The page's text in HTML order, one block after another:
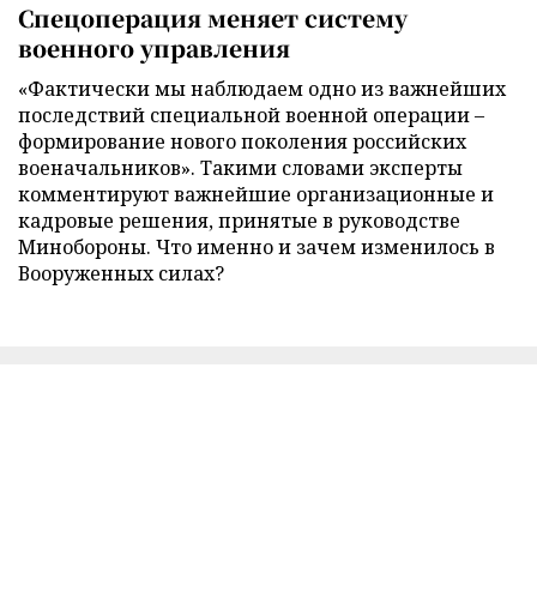
Спецоперация меняет систему
военного управления
«Фактически мы наблюдаем одно из важнейших
последствий специальной военной операции –
формирование нового поколения российских
военачальников». Такими словами эксперты
комментируют важнейшие организационные и
кадровые решения, принятые в руководстве
Минобороны. Что именно и зачем изменилось в
Вооруженных силах?